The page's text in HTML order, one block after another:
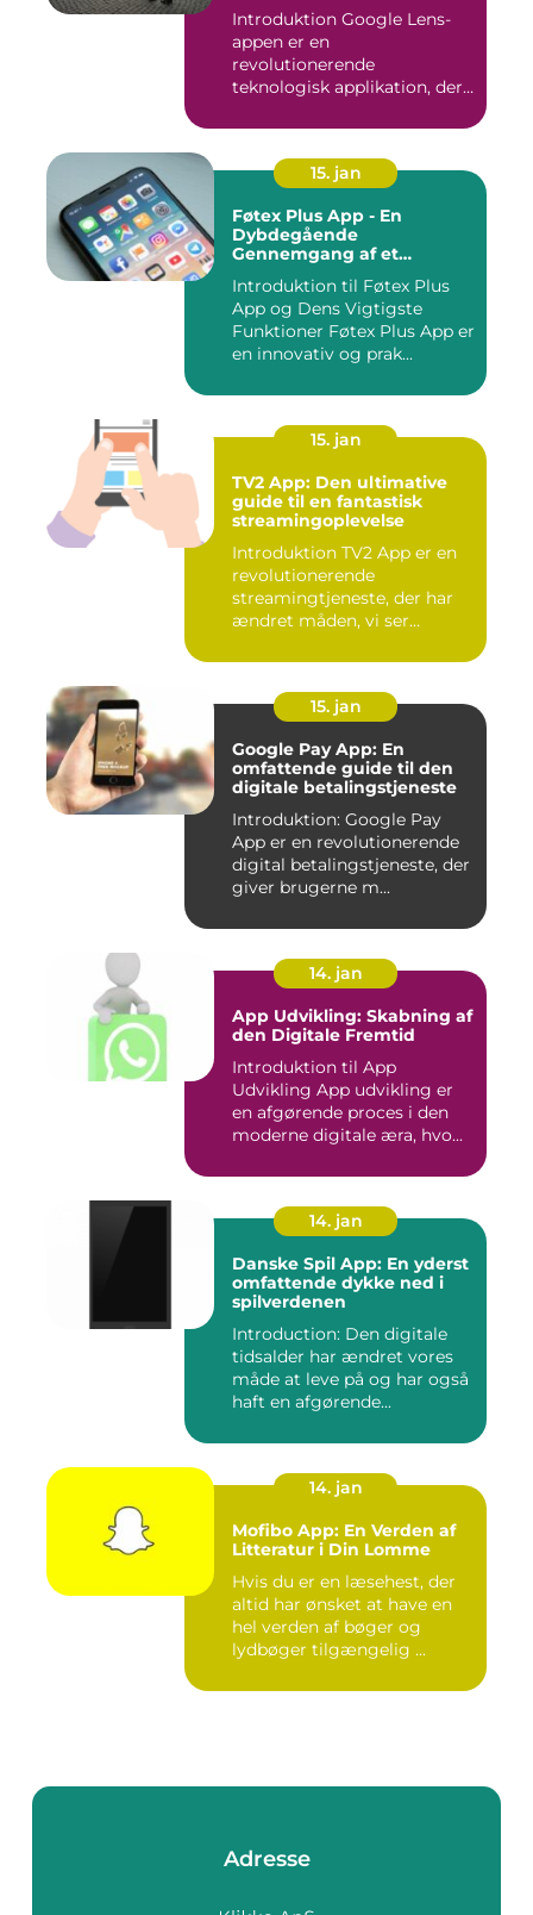
Introduktion Google Lens-
appen er en
revolutionerende
teknologisk applikation, der
15. jan
Føtex Plus App - En
Dybdegående
Gennemgang af et
Indkøbsoplevelse
Introduktion til Føtex Plus
App og Dens Vigtigste
Funktioner Føtex Plus App er
en innovativ og prak...
15. jan
TV2 App: Den ultimative
guide til en fantastisk
streamingoplevelse
Introduktion TV2 App er en
revolutionerende
streamingtjeneste, der har
ændret måden, vi ser
15. jan
Google Pay App: En
omfattende guide til den
digitale betalingstjeneste
Introduktion: Google Pay
App er en revolutionerende
digital betalingstjeneste, der
giver brugerne m...
14. jan
App Udvikling: Skabning af
den Digitale Fremtid
Introduktion til App
Udvikling App udvikling er
en afgørende proces i den
moderne digitale æra, hvo...
14. jan
Danske Spil App: En yderst
omfattende dykke ned i
spilverdenen
Introduction: Den digitale
tidsalder har ændret vores
måde at leve på og har også
haft en afgørende...
14. jan
Mofibo App: En Verden af
Litteratur i Din Lomme
Hvis du er en læsehest, der
altid har ønsket at have en
hel verden af bøger og
lydbøger tilgængelig ...
Adresse